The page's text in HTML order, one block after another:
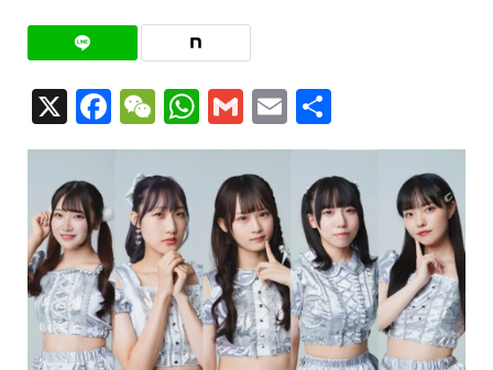
X Facebook
WeChat
WhatsApp
GmailEmail
有